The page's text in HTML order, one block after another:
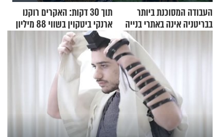
העבודה המסוכנת ביותר
בבריטניה אינה באתרי בנייה
תוך 30 דקות: האקרים רוקנו
ארנקי ביטקוין בשווי 88 מיליון
דולר